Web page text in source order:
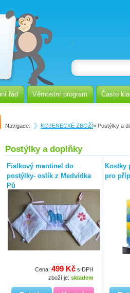
řád Věrnostní program Často
Navigace: KOJENECKÉ ZBOŽÍ» Postýlky a
Postýlky a doplňky
Fialkový mantinel do
postýlky- oslík z Medvídka
Pů
Cena: 499 Kč s DPH
zboží je: skladem
Kostky
pro